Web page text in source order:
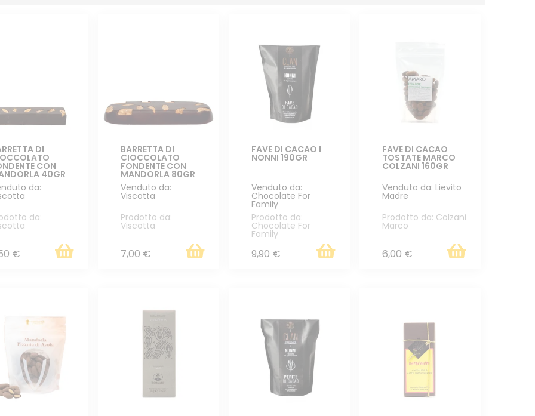
DI
CON
40GR
da:
da:
€
BARRETTA DI
CIOCCOLATO
FONDENTE CON
MANDORLA 80GR
Venduto da:
Viscotta
Prodotto da:
Viscotta
7,00 €
FAVE DI CACAO I
NONNI 190GR
Venduto da:
Chocolate For
Family
Prodotto da:
Chocolate For
Family
9,90 €
FAVE DI CACAO
TOSTATE MARCO
COLZANI 160GR
Venduto da: Lievito
Madre
Prodotto da: Colzani
Marco
6,00 €